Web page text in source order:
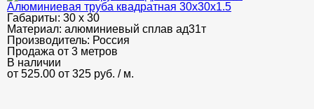
Алюминиевая труба квадратная 30х30х1.5
Габариты: 30 х 30
Материал: алюминиевый сплав ад31т
Производитель: Россия
Продажа от 3 метров
В наличии
от 525.00 от 325 руб. / м.